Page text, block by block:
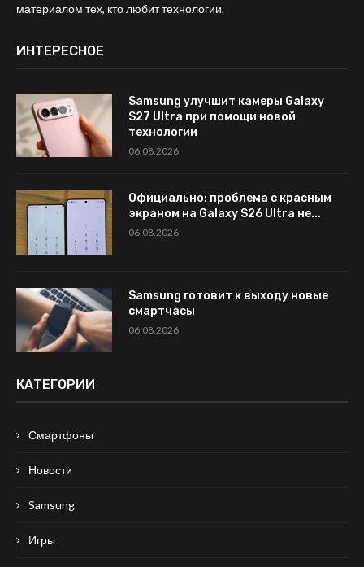
материалом тех, кто любит технологии.
ИНТЕРЕСНОЕ
Samsung улучшит камеры Galaxy
S27 Ultra при помощи новой
технологии
06.08.2026
Официально: проблема с красным
экраном на Galaxy S26 Ultra не...
06.08.2026
Samsung готовит к выходу новые
смартчасы
06.08.2026
КАТЕГОРИИ
Смартфоны
Новости
Samsung
Игры